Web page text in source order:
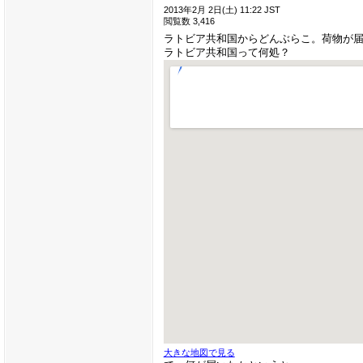
2013年2月 2日(土) 11:22 JST
閲覧数 3,416
ラトビア共和国からどんぶらこ。荷物が届
ラトビア共和国って何処？
大きな地図で見る